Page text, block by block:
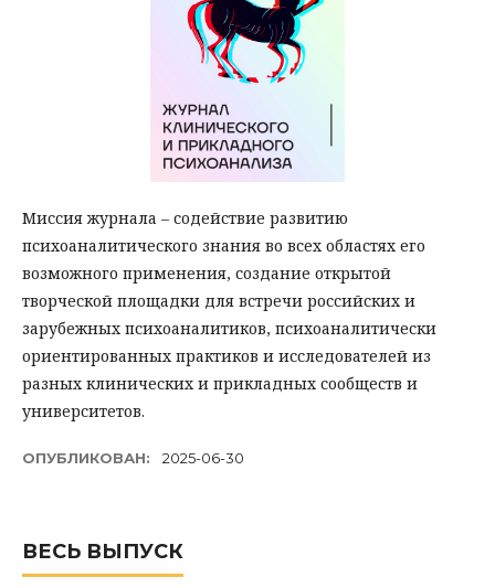
Миссия журнала – содействие развитию
психоаналитического знания во всех областях его
возможного применения, создание открытой
творческой площадки для встречи российских и
зарубежных психоаналитиков, психоаналитически
ориентированных практиков и исследователей из
разных клинических и прикладных сообществ и
университетов.
ОПУБЛИКОВАН: 2025-06-30
ВЕСЬ ВЫПУСК